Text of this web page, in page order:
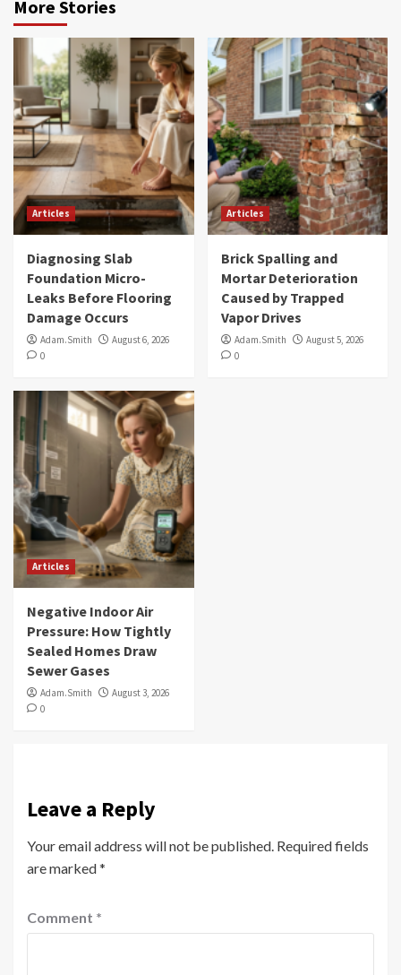
More Stories
Articles
Diagnosing Slab
Foundation Micro-
Leaks Before Flooring
Damage Occurs
Adam.Smith
August 6, 2026
0
Articles
Brick Spalling and
Mortar Deterioration
Caused by Trapped
Vapor Drives
Adam.Smith
August 5, 2026
0
Articles
Negative Indoor Air
Pressure: How Tightly
Sealed Homes Draw
Sewer Gases
Adam.Smith
August 3, 2026
0
Leave a Reply
Your email address will not be published. Required fields
are marked*
Comment *